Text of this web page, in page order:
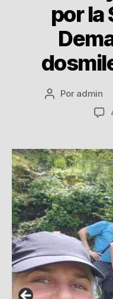
por la
Autor
Por admin